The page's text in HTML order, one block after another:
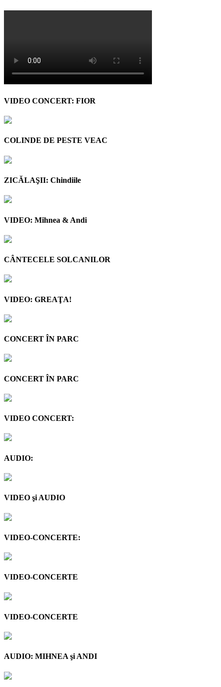
VIDEO CONCERT: FIOR
COLINDE DE PESTE VEAC
ZICĂLAŞII: Chindiile
VIDEO: Mihnea & Andi
CÂNTECELE SOLCANILOR
VIDEO: GREAŢA!
CONCERT ÎN PARC
CONCERT ÎN PARC
VIDEO CONCERT:
AUDIO:
VIDEO şi AUDIO
VIDEO-CONCERTE:
VIDEO-CONCERTE
VIDEO-CONCERTE
AUDIO: MIHNEA şi ANDI